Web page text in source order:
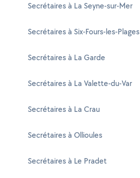
Secrétaires à La Seyne-sur-Mer
Secrétaires à Six-Fours-les-Plages
Secrétaires à La Garde
Secrétaires à La Valette-du-Var
Secrétaires à La Crau
Secrétaires à Ollioules
Secrétaires à Le Pradet